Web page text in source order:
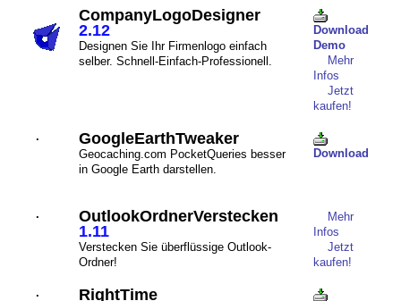
CompanyLogoDesigner
2.12
Designen Sie Ihr Firmenlogo einfach
selber. Schnell-Einfach-Professionell.
Download
Demo
Mehr
Infos
Jetzt
kaufen!
· GoogleEarthTweaker
Geocaching.com PocketQueries besser
in Google Earth darstellen.
Download
·
OutlookOrdnerVerstecken
1.11
Verstecken Sie überflüssige Outlook-
Ordner!
Mehr
Infos
Jetzt
kaufen!
· RightTime